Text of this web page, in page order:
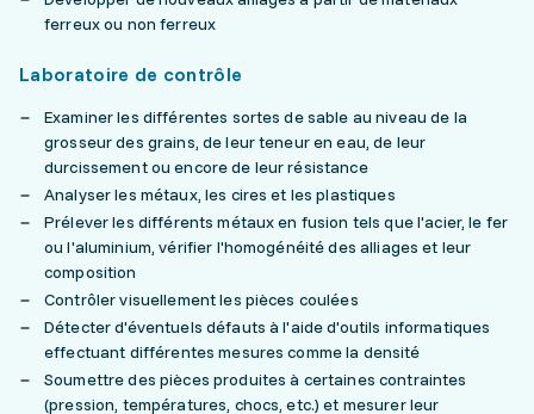
ferreux ou non ferreux
Laboratoire de contrôle
Examiner les différentes sortes de sable au niveau de la
grosseur des grains, de leur teneur en eau, de leur
durcissement ou encore de leur résistance
Analyser les métaux, les cires et les plastiques
Prélever les différents métaux en fusion tels que l'acier, le fer
ou l'aluminium, vérifier l'homogénéité des alliages et leur
composition
Contrôler visuellement les pièces coulées
Détecter d'éventuels défauts à l'aide d'outils informatiques
effectuant différentes mesures comme la densité
Soumettre des pièces produites à certaines contraintes
(pression, températures, chocs, etc.) et mesurer leur